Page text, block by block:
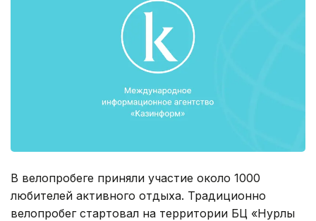
В велопробеге приняли участие около 1000
любителей активного отдыха. Традиционно
велопробег стартовал на территории БЦ «Нурлы